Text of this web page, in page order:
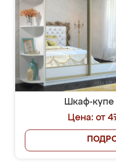
Шкаф-
Цена: от